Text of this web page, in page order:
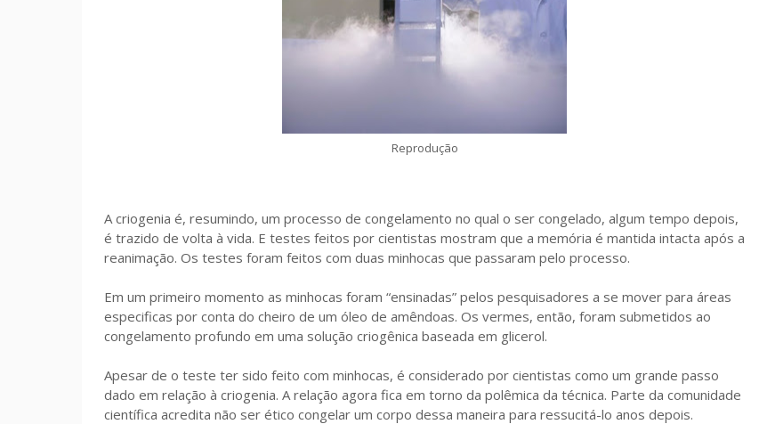
Reprodução
A criogenia é, resumindo, um processo de congelamento no qual o ser congelado, algum tempo depois,
é trazido de volta à vida. E testes feitos por cientistas mostram que a memória é mantida intacta após a
reanimação. Os testes foram feitos com duas minhocas que passaram pelo processo.
Em um primeiro momento as minhocas foram “ensinadas” pelos pesquisadores a se mover para áreas
especificas por conta do cheiro de um óleo de amêndoas. Os vermes, então, foram submetidos ao
congelamento profundo em uma solução criogênica baseada em glicerol.
Apesar de o teste ter sido feito com minhocas, é considerado por cientistas como um grande passo
dado em relação à criogenia. A relação agora fica em torno da polêmica da técnica. Parte da comunidade
científica acredita não ser ético congelar um corpo dessa maneira para ressucitá-lo anos depois.